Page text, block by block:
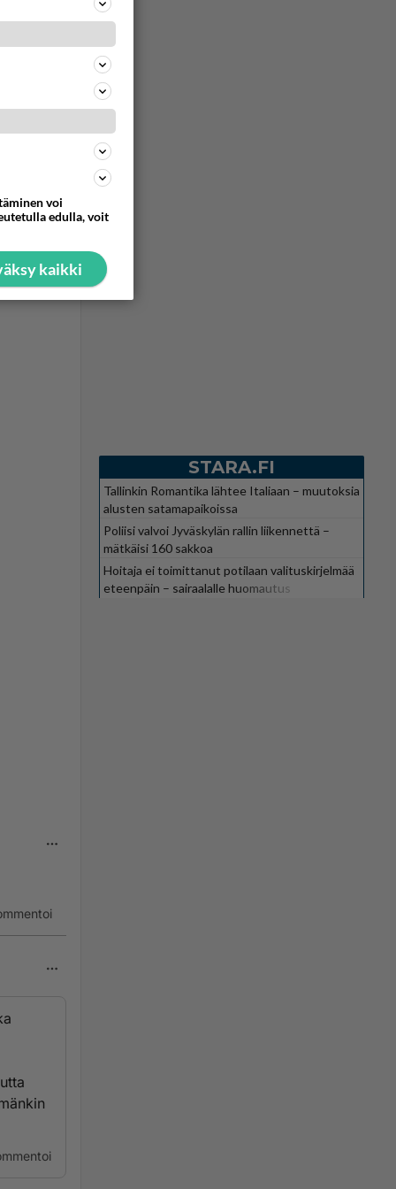
STARA.FI
Tallinkin Romantika lähtee Italiaan – muutoksia
alusten satamapaikoissa
Poliisi valvoi Jyväskylän rallin liikennettä –
mätkäisi 160 sakkoa
Hoitaja ei toimittanut potilaan valituskirjelmää
eteenpäin – sairaalalle huomautus
voi
edulla, voit
kaikki